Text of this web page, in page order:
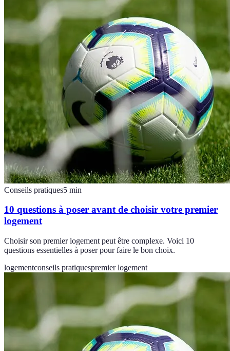
Conseils pratiques5 min
10 questions à poser avant de choisir votre premier
logement
Choisir son premier logement peut être complexe. Voici 10
questions essentielles à poser pour faire le bon choix.
logementconseils pratiquespremier logement